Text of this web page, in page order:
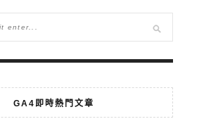
GA4即時熱門文章